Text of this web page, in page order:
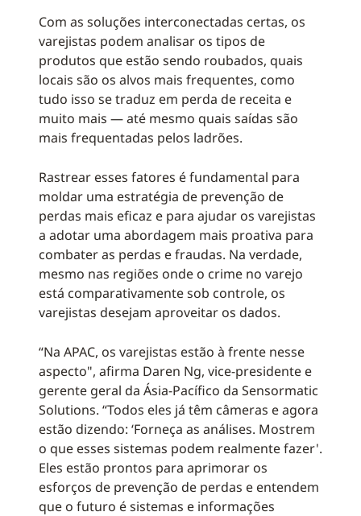
Com as soluções interconectadas certas, os
varejistas podem analisar os tipos de
produtos que estão sendo roubados, quais
locais são os alvos mais frequentes, como
tudo isso se traduz em perda de receita e
muito mais — até mesmo quais saídas são
mais frequentadas pelos ladrões.
Rastrear esses fatores é fundamental para
moldar uma estratégia de prevenção de
perdas mais eficaz e para ajudar os varejistas
a adotar uma abordagem mais proativa para
combater as perdas e fraudas. Na verdade,
mesmo nas regiões onde o crime no varejo
está comparativamente sob controle, os
varejistas desejam aproveitar os dados.
“Na APAC, os varejistas estão à frente nesse
aspecto", afirma Daren Ng, vice-presidente e
gerente geral da Ásia-Pacífico da Sensormatic
Solutions. “Todos eles já têm câmeras e agora
estão dizendo: ‘Forneça as análises. Mostrem
o que esses sistemas podem realmente fazer'.
Eles estão prontos para aprimorar os
esforços de prevenção de perdas e entendem
que o futuro é sistemas e informações